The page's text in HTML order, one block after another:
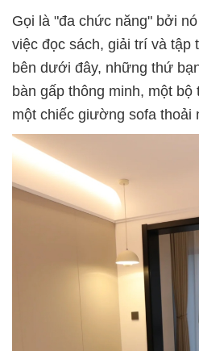
Gọi là "đa chức năng" bởi
việc đọc sách, giải trí và tập
bên dưới đây, những thứ
bàn gấp thông minh, một
một chiếc giường sofa thoải